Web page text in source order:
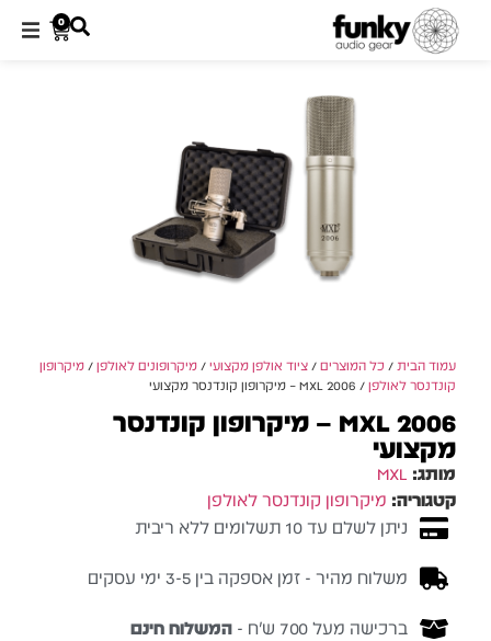
0
עמוד הבית / כל המוצרים /ציוד אולפן מקצועי /מיקרופונים לאולפן /מיקרופון
קונדנסר לאולפן / MXL 2006 – מיקרופון קונדנסר מקצועי
MXL 2006 – מיקרופון קונדנסר
מקצועי
מותג: MXL
קטגוריה: מיקרופון קונדנסר לאולפן
ניתן לשלם עד 10 תשלומים ללא ריבית
משלוח מהיר - זמן אספקה בין 3-5 ימי עסקים
ברכישה מעל 700 ש״ח - המשלוח חינם